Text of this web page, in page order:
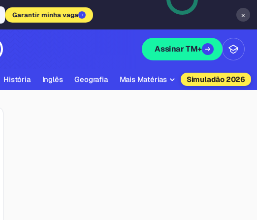
Garantir minha vaga ×
Assinar TM+
História Inglês Geografia Mais Matérias Simuladão 2026